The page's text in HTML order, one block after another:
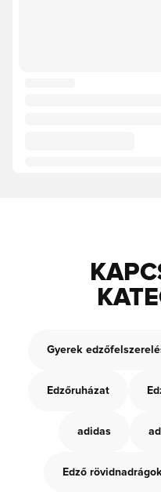
Gyerek
Edzőruházat
adidas
Edző